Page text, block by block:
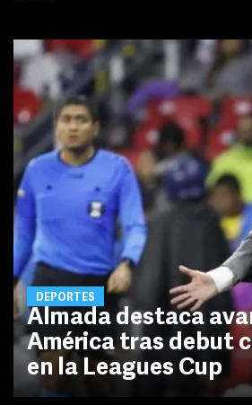
DEPORTES
Almada destaca
América tras debut
en la Leagues Cup